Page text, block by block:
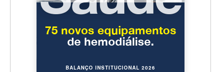
BALANÇO INSTITUCIONAL 2026